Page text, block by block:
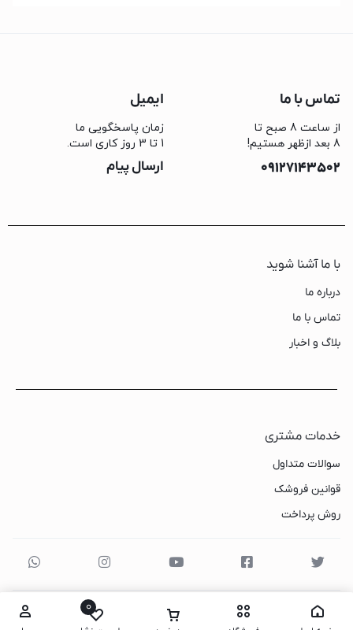
تماس با ما
از ساعت 8 صبح تا
8 بعد ازظهر هستیم!
09127143502
ایمیل
زمان پاسخگویی ما
1 تا 3 روز کاری است.
ارسال پیام
با ما آشنا شوید
درباره ما
تماس با ما
بلاگ و اخبار
خدمات مشتری
سوالات متداول
قوانین فروشک
روش پرداخت
0